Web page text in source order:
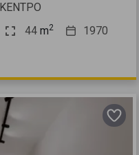
44 m2 1970